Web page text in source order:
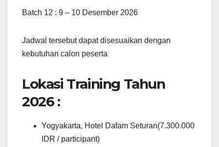
Batch 12 : 9 – 10 Desember 2026
Jadwal tersebut dapat disesuaikan dengan
kebutuhan calon peserta
Lokasi Training Tahun
2026 :
Yogyakarta, Hotel Dafam Seturan(7.300.000
IDR / participant)